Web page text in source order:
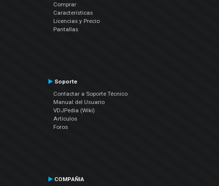
Comprar
Características
Licencias y Precio
Pantallas
Soporte
Contactar a Soporte Técnico
Manual del Usuario
VDJPedia (Wiki)
Artículos
Foros
COMPAÑIA